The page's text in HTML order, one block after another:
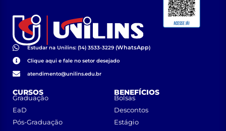
Estudar na Unilins: (14) 3533-3229 (WhatsApp)
Clique aqui e fale no setor desejado
atendimento@unilins.edu.br
CURSOS
Graduação
EaD
Pós-Graduação
BENEFÍCIOS
Bolsas
Descontos
Estágio